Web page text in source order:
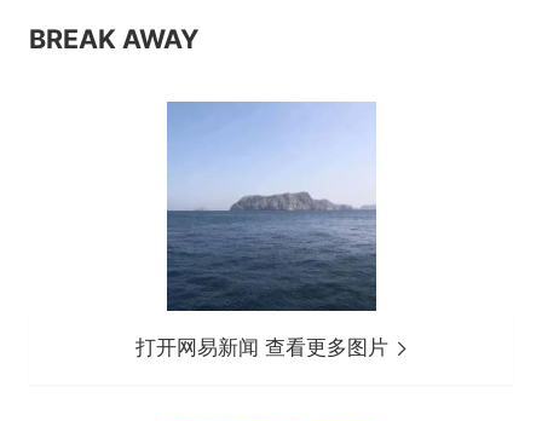
BREAK AWAY
打开网易新闻 查看更多图片